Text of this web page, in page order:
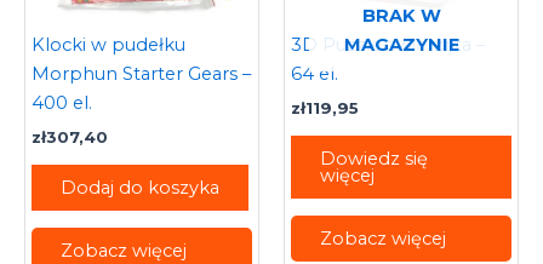
Klocki w pudełku
Morphun Starter Gears –
400 el.
zł307,40
Dodaj do koszyka
Zobacz więcej
BRAK W
MAGAZYNIE
3D Puzzle zwierzęta –
64 el.
zł119,95
Dowiedz się
więcej
Zobacz więcej